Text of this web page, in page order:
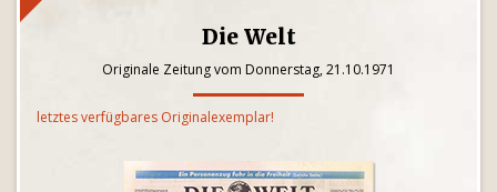
Die Welt
Originale Zeitung vom Donnerstag, 21.10.1971
letztes verfügbares Originalexemplar!